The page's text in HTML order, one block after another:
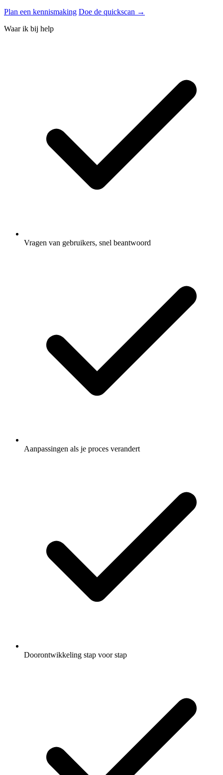
Plan een kennismaking Doe de quickscan →
Waar ik bij help
Vragen van gebruikers, snel beantwoord
Aanpassingen als je proces verandert
Doorontwikkeling stap voor stap